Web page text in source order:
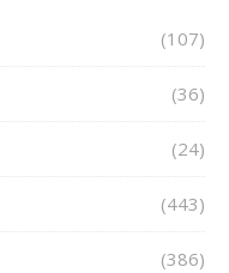
(107)
(36)
(24)
(443)
(386)